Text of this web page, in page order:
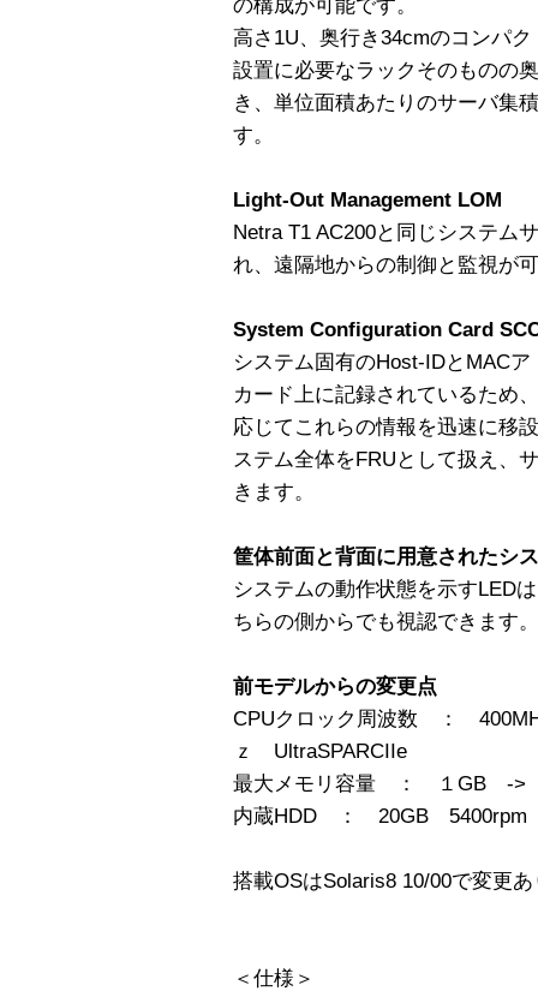
の構成が可能です。
高さ1U、奥行き34cmのコンパ
設置に必要なラックそのものの
き、単位面積あたりのサーバ集
す。
Light-Out Management LOM
Netra T1 AC200と同じシステム
れ、遠隔地からの制御と監視が
System Configuration Card
システム固有のHost-IDとMAC
カード上に記録されているため
応じてこれらの情報を迅速に移
ステム全体をFRUとして扱え、
きます。
筐体前面と背面に用意されたシ
システムの動作状態を示すLED
ちらの側からでも視認できます。
前モデルからの変更点
CPUクロック周波数 ：
ｚ UltraSPARCIIe
最大メモリ容量 ： １GB ->
内蔵HDD ： 20GB
搭載OSはSolaris8 10/00で変更
＜仕様＞